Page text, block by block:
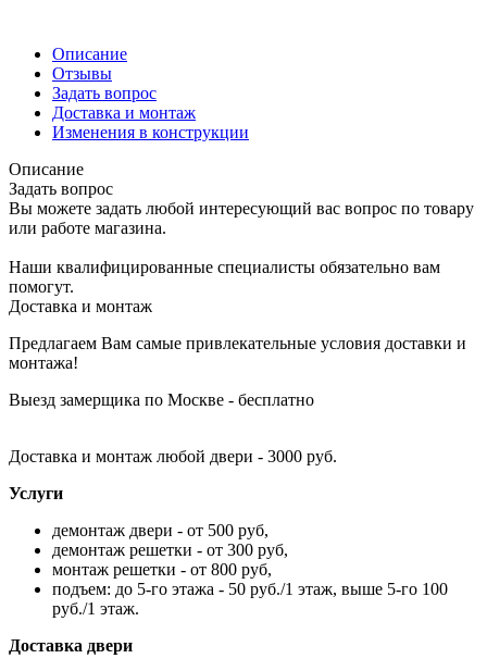
Описание
Отзывы
Задать вопрос
Доставка и монтаж
Изменения в конструкции
Описание
Задать вопрос
Вы можете задать любой интересующий вас вопрос по товару
или работе магазина.
Наши квалифицированные специалисты обязательно вам
помогут.
Доставка и монтаж
Предлагаем Вам самые привлекательные условия доставки и
монтажа!
Выезд замерщика по Москве - бесплатно
Доставка и монтаж любой двери - 3000 руб.
Услуги
демонтаж двери - от 500 руб,
демонтаж решетки - от 300 руб,
монтаж решетки - от 800 руб,
подъем: до 5-го этажа - 50 руб./1 этаж, выше 5-го 100
руб./1 этаж.
Доставка двери